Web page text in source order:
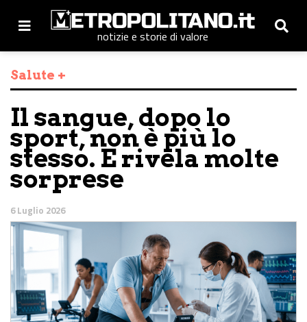
notizie e storie di valore
Salute +
Il sangue, dopo lo
sport, non è più lo
stesso. E rivela molte
sorprese
6 Luglio 2026